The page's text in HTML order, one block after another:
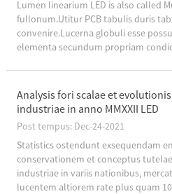
Lumen linearium LED is also called
fullonum.Utitur PCB tabulis duris
convenire.Lucerna globuli esse
elementa secundum propriam
luminaribus linearibus.
Analysis fori scalae et
industriae in anno MMXXII LED
Post tempus: Dec-24-2021
Statistics ostendunt exsequendam
conservationem et conceptus
industriae in variis nationibus,
lucentem altiorem rate plus quam